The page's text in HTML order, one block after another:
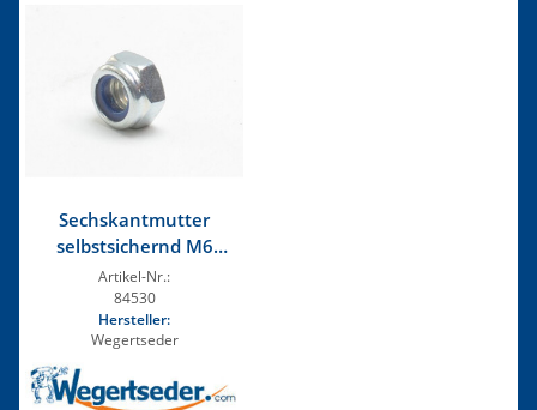
Sechskantmutter
selbstsichernd M6
verzinkt
Artikel-Nr.:
84530
Hersteller:
Wegertseder